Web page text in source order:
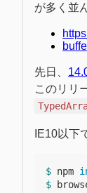
が多く並
先日、
このリリ
IE10以下
$ npm
$